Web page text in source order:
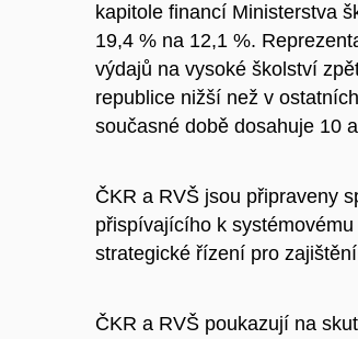
kapitole financí Ministerstva
19,4 % na 12,1 %.
výdajů na vysoké školství
republice nižší než v
současné době dosahuje 10
ČKR a RVŠ jsou připraveny
přispívajícího k
strategické řízení pro
ČKR a RVŠ poukazují na